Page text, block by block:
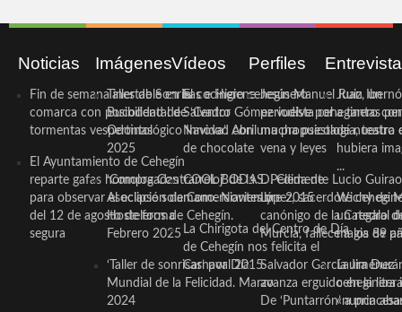
Noticias
Fin de semana inestable en la
comarca con posibilidad de
tormentas vespertinas
El Ayuntamiento de Cehegín
reparte gafas homologadas
para observar el eclipse solar
del 12 de agosto de forma
segura
Imágenes
Taller de Sonrisas e Higiene
Bucodental de ‘Centro
Odontológico Innova’. Abril
2025
‘Compra Contrarreloj’ de la
Asociación de Comerciantes y
Hosteleros de Cehegín.
Febrero 2025
‘Taller de sonrisas’ por Día
Mundial de la Felicidad. Marzo
2024
Vídeos
El cocinero ceheginero
Salvador Gómez vuelve por
Navidad con una propuesta
de chocolate
COOL BODAS. Pedida de
mano. Noviembre 2015
La Chirigota del Centro de Día
de Cehegín nos felicita el
Carnaval 2015
Perfiles
Jesús Manuel Ruiz, un
periodista ceheginero con
mucha psicología, teatro
vena y leyes
D. Clemente Lucio Guirao
López, sacerdote
canónigo de la Catedral
Murcia, fallece a los 89
Salvador García Jiménez
avanza erguido en la
De ‘Puntarrón’ a
Juan
a tantas
de nuestra
hubiera
...
Wichy de
un regalo
magia de
Laura
ceheginera
«nunca